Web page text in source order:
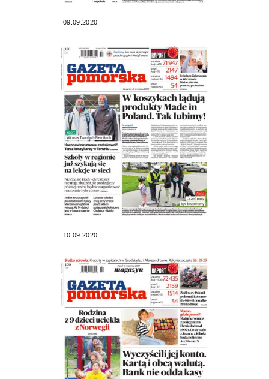
09.09.2020
10.09.2020